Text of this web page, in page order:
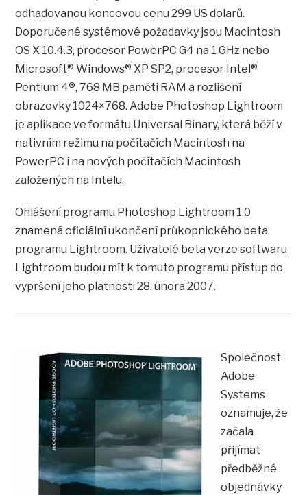
odhadovanou koncovou cenu 299 US dolarů.
Doporučené systémové požadavky jsou Macintosh
OS X 10.4.3, procesor PowerPC G4 na 1 GHz nebo
Microsoft® Windows® XP SP2, procesor Intel®
Pentium 4®, 768 MB paměti RAM a rozlišení
obrazovky 1024×768. Adobe Photoshop Lightroom
je aplikace ve formátu Universal Binary, která běží v
nativním režimu na počítačích Macintosh na
PowerPC i na nových počítačích Macintosh
založených na Intelu.
Ohlášení programu Photoshop Lightroom 1.0
znamená oficiální ukončení průkopnického beta
programu Lightroom. Uživatelé beta verze softwaru
Lightroom budou mít k tomuto programu přístup do
vypršení jeho platnosti 28. února 2007.
Společnost
Adobe
Systems
oznamuje, že
začala
přijímat
předběžné
objednávky